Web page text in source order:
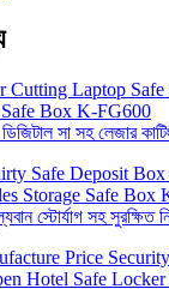
সা সহ লেজার
স্টোর্যাগ সহ সুরক্ষিত